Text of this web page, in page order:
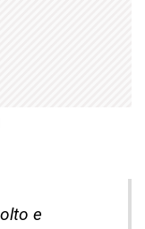
e